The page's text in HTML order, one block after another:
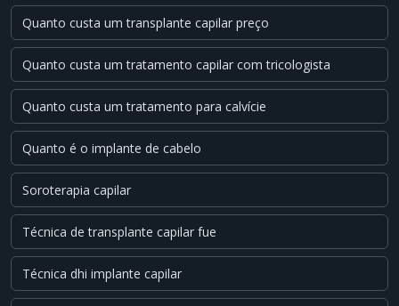
Quanto custa um transplante capilar preço
Quanto custa um tratamento capilar com tricologista
Quanto custa um tratamento para calvície
Quanto é o implante de cabelo
Soroterapia capilar
Técnica de transplante capilar fue
Técnica dhi implante capilar